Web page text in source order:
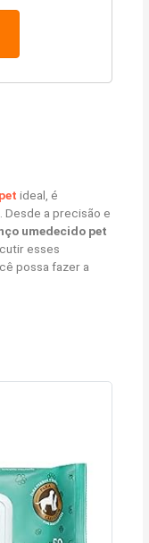
ideal, é
a precisão e
umedecido pet
esses
possa fazer a